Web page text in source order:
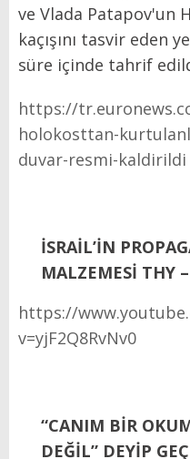
ve Vlada Patapov'un
kaçışını tasvir eden
süre içinde tahrif
https://
holokosttan-
duvar-resmi-kaldirildi
İSRAİL’İN
MALZEMESİ THY
https://
v=yjF2Q8RvNv0
“CANIM BİR
DEĞİL” DEYİP